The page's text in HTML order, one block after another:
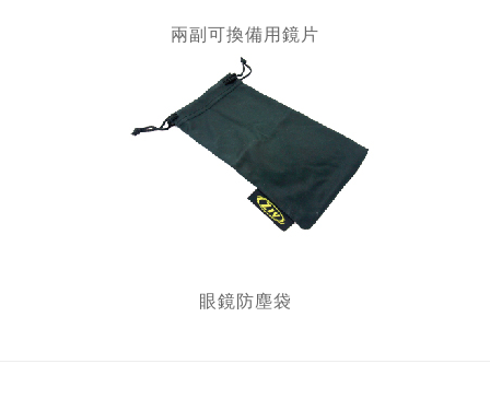
兩副可換備用鏡片
眼鏡防塵袋